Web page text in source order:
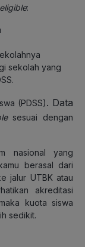
eligible:
sekolah yang
(PDSS). Data
sesuai dengan
nasional yang
berasal dari
jalur UTBK atau
akreditasi
kuota siswa
sedikit.